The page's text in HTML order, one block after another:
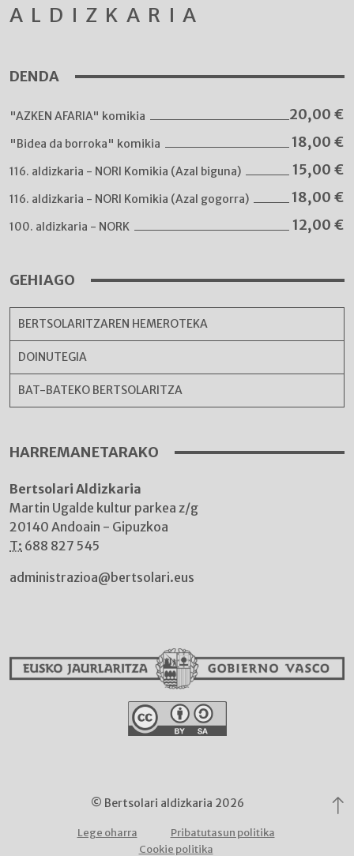
ALDIZKARIA
DENDA
"AZKEN AFARIA" komikia 20,00 €
"Bidea da borroka" komikia 18,00 €
116. aldizkaria - NORI Komikia (Azal biguna) 15,00 €
116. aldizkaria - NORI Komikia (Azal gogorra) 18,00 €
100. aldizkaria - NORK 12,00 €
GEHIAGO
BERTSOLARITZAREN HEMEROTEKA
DOINUTEGIA
BAT-BATEKO BERTSOLARITZA
HARREMANETARAKO
Bertsolari Aldizkaria
Martin Ugalde kultur parkea z/g
20140 Andoain - Gipuzkoa
T: 688 827 545
administrazioa@bertsolari.eus
© Bertsolari aldizkaria 2026
Lege oharra
Pribatutasun politika
Cookie politika